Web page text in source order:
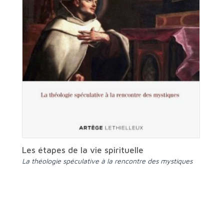
Les étapes de la vie spirituelle
La théologie spéculative à la rencontre des mystiques